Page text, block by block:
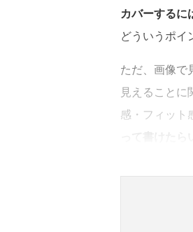
カバーするに
どういうポイ
ただ、画像で
見えること
感・フィット